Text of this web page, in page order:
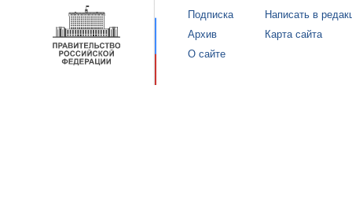
Подписка
Архив
О сайте
Написать в
Карта сайта